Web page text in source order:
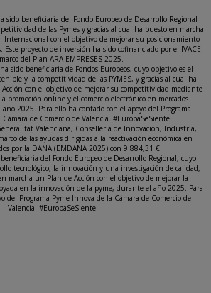
sido beneficiaria del Fondo Europeo de Desarrollo Regional
de las Pymes y gracias al cual ha puesto en marcha
con el objetivo de mejorar su posicionamiento
Este proyecto de inversión ha sido cofinanciado por el IVACE
del Plan ARA EMPRESES 2025.
sido beneficiaria de Fondos Europeos, cuyo objetivo es el
y la competitividad de las PYMES, y gracias al cual ha
con el objetivo de mejorar su competitividad mediante
promoción online y el comercio electrónico en mercados
2025. Para ello ha contado con el apoyo del Programa
de Comercio de Valencia. #EuropaSeSiente
Valenciana, Conselleria de Innovación, Industria,
de las ayudas dirigidas a la reactivación económica en
por la DANA (EMDANA 2025) con 9.884,31 €.
del Fondo Europeo de Desarrollo Regional, cuyo
tecnológico, la innovación y una investigación de calidad,
marcha un Plan de Acción con el objetivo de mejorar la
en la innovación de la pyme, durante el año 2025. Para
del Programa Pyme Innova de la Cámara de Comercio de
Valencia. #EuropaSeSiente